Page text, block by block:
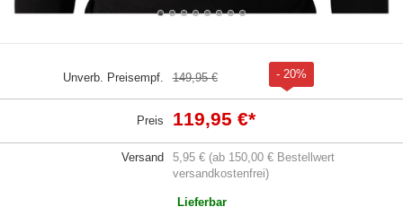
Unverb. Preisempf. 149,95 € - 20%
Preis 119,95 €*
Versand
5,95 € (ab 150,00 € Bestellwert
versandkostenfrei)
Lieferbar